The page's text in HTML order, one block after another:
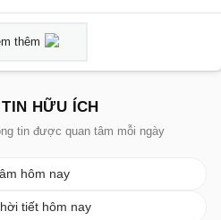
thêm
HỮU ÍCH
tin được quan tâm mỗi ngày
hôm nay
tiết hôm nay